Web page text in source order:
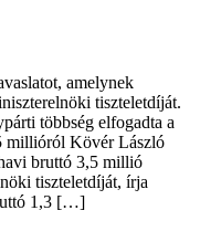
amelynek
tiszteletdíját.
többség elfogadta a
millióról Kövér László
bruttó 3,5 millió
tiszteletdíját, írja
1,3 […]